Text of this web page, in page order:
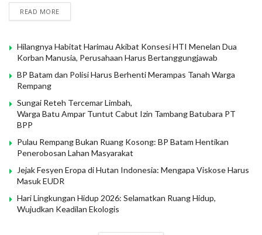
READ MORE
Hilangnya Habitat Harimau Akibat Konsesi HTI Menelan Dua
Korban Manusia, Perusahaan Harus Bertanggungjawab
BP Batam dan Polisi Harus Berhenti Merampas Tanah Warga
Rempang
Sungai Reteh Tercemar Limbah,
Warga Batu Ampar Tuntut Cabut Izin Tambang Batubara PT
BPP
Pulau Rempang Bukan Ruang Kosong: BP Batam Hentikan
Penerobosan Lahan Masyarakat
Jejak Fesyen Eropa di Hutan Indonesia: Mengapa Viskose Harus
Masuk EUDR
Hari Lingkungan Hidup 2026: Selamatkan Ruang Hidup,
Wujudkan Keadilan Ekologis